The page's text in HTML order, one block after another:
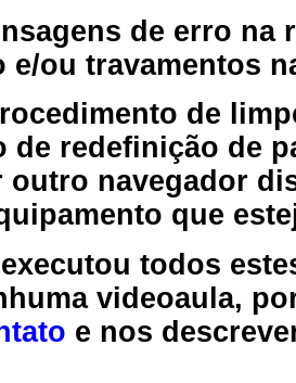
de erro
e/ou travamentos
de
de redefinição de
outro navegador
que
todos
videoaula,
e nos